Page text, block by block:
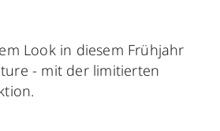
Look in diesem Frühjahr
- mit der limitierten